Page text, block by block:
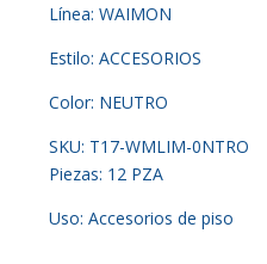
Línea: WAIMON
Estilo: ACCESORIOS
Color: NEUTRO
SKU: T17-WMLIM-0NTRO
Piezas: 12 PZA
Uso: Accesorios de piso